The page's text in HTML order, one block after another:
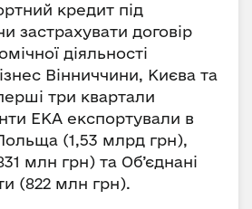
кредит під
застрахувати договір
діяльності
Вінниччини, Києва та
три квартали
ЕКА експортували в
(1,53 млрд грн),
млн грн) та Об’єднані
(822 млн грн).